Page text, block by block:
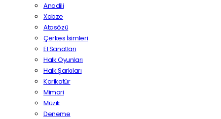
Anadili
Xabze
Atasözü
Çerkes İsimleri
El Sanatları
Halk Oyunları
Halk Şarkıları
Karikatür
Mimari
Müzik
Deneme